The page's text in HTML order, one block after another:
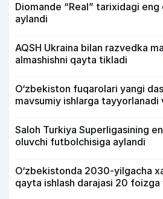
Diomande “Real” tarixidagi
aylandi
AQSH Ukraina bilan razvedka
almashishni qayta tikladi
O‘zbekiston fuqarolari yangi
mavsumiy ishlarga
Saloh Turkiya Superligasining
oluvchi futbolchisiga aylandi
O‘zbekistonda 2030-yilgacha
qayta ishlash darajasi 20